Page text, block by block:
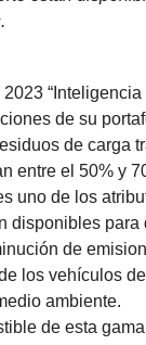
de su
de carga
entre el 50% y
uno de los
disponibles
de
los vehículos
ambiente.
de esta